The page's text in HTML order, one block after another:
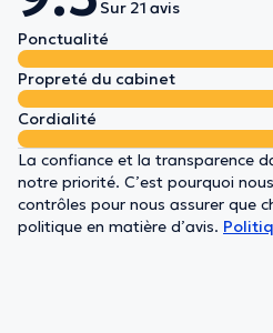
Sur 21 avis
Ponctualité
Propreté du cabinet
Cordialité
La confiance et la transparence
notre priorité. C’est pourquoi
contrôles pour nous assurer que
politique en matière d’avis.